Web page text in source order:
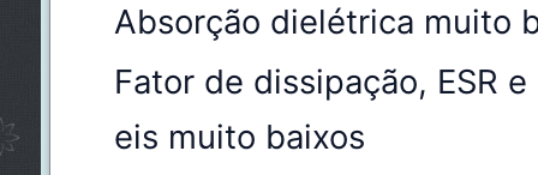
Absorção dielétrica muito
Fator de dissipação, ESR
eis muito baixos